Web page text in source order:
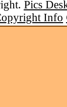
Pics
Info